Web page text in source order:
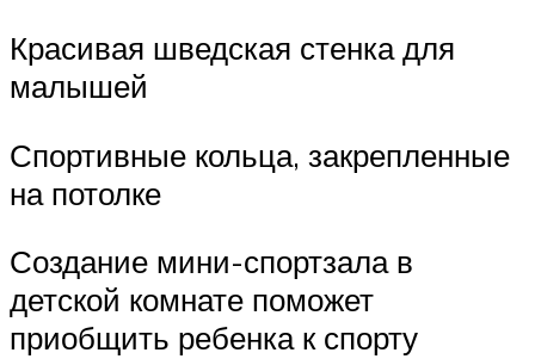
Красивая шведская стенка для
малышей
Спортивные кольца, закрепленные
на потолке
Создание мини-спортзала в
детской комнате поможет
приобщить ребенка к спорту